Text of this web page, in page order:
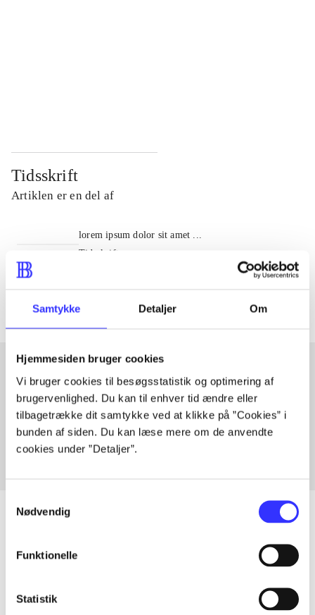
Samtykke Detaljer Om
Hjemmesiden bruger cookies
Vi bruger cookies til besøgsstatistik og optimering af
brugervenlighed. Du kan til enhver tid ændre eller
tilbagetrække dit samtykke ved at klikke på ”Cookies” i
bunden af siden. Du kan læse mere om de anvendte
cookies under ”Detaljer”.
Nødvendig
Funktionelle
Statistik
Tidsskrift
Artiklen er en del af
lorem ipsum dolor sit amet ...
Tidsskrift
Artiklerne i
Artikler med samme emner
Fra
Artikler